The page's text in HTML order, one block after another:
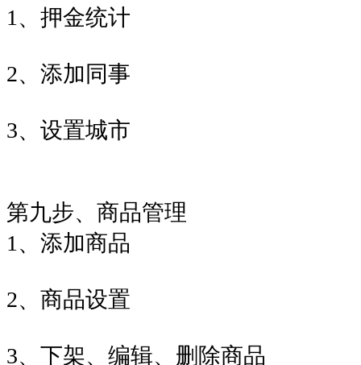
1、押金统计
2、添加同事
3、设置城市
第九步、商品管理
1、添加商品
2、商品设置
3、下架、编辑、删除商品